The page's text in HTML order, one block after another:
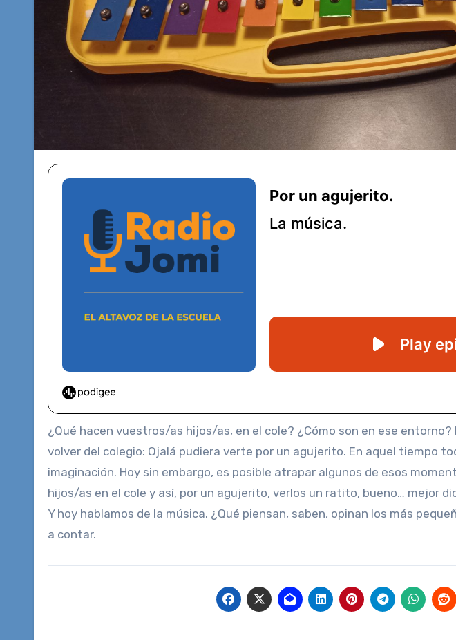
¿Qué hacen vuestros/as hijos/as, en el cole? ¿Cómo son en ese entorno?
volver del colegio: Ojalá pudiera verte por un agujerito. En aquel tiempo
imaginación. Hoy sin embargo, es posible atrapar algunos de esos
hijos/as en el cole y así, por un agujerito, verlos un ratito, bueno… mejor
Y hoy hablamos de la música. ¿Qué piensan, saben, opinan los más
a contar.